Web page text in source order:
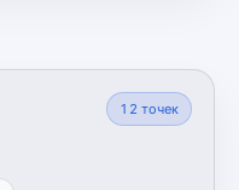
12 точек